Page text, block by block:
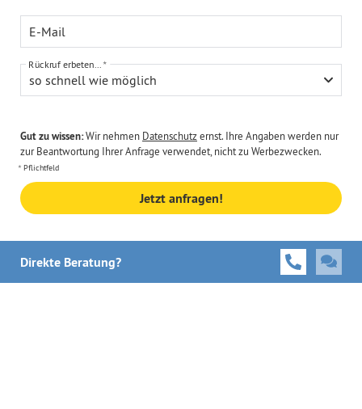
E-Mail
so schnell wie möglich
Rückruf erbeten...
Gut zu wissen:Wir nehmen Datenschutzernst. Ihre Angaben werden nur
zur Beantwortung Ihrer Anfrage verwendet, nicht zu Werbezwecken.
Pflichtfeld
Jetzt anfragen!
Direkte Beratung?